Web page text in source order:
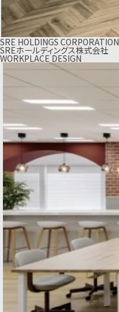
SRE HOLDINGS CORPORATION
SREホールディングス株式会社
WORKPLACE DESIGN